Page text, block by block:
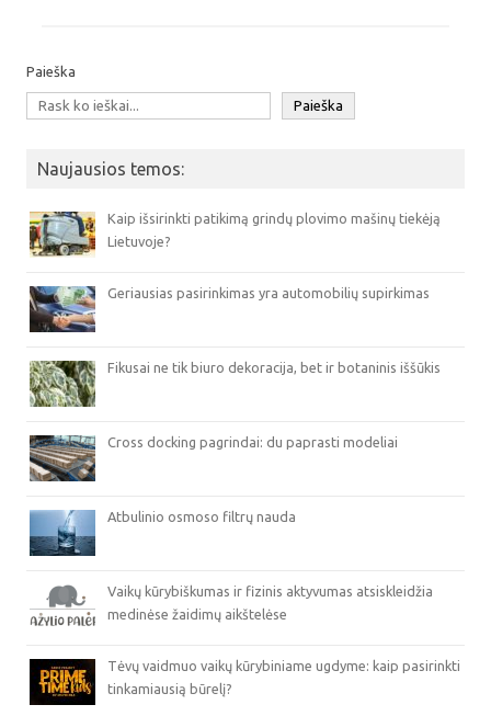
Paieška
Paieška
Naujausios temos:
Kaip išsirinkti patikimą grindų plovimo mašinų tiekėją
Lietuvoje?
Geriausias pasirinkimas yra automobilių supirkimas
Fikusai ne tik biuro dekoracija, bet ir botaninis iššūkis
Cross docking pagrindai: du paprasti modeliai
Atbulinio osmoso filtrų nauda
Vaikų kūrybiškumas ir fizinis aktyvumas atsiskleidžia
medinėse žaidimų aikštelėse
Tėvų vaidmuo vaikų kūrybiniame ugdyme: kaip pasirinkti
tinkamiausią būrelį?